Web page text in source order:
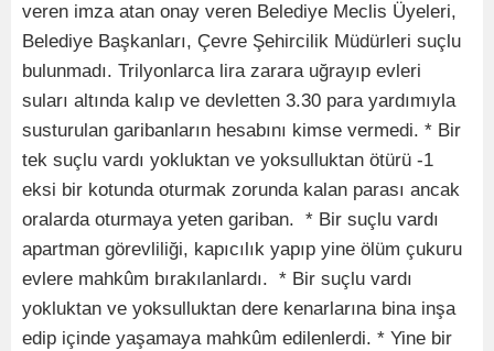
veren imza atan onay veren Belediye Meclis Üyeleri,
Belediye Başkanları, Çevre Şehircilik Müdürleri suçlu
bulunmadı. Trilyonlarca lira zarara uğrayıp evleri
suları altında kalıp ve devletten 3.30 para yardımıyla
susturulan garibanların hesabını kimse vermedi. * Bir
tek suçlu vardı yokluktan ve yoksulluktan ötürü -1
eksi bir kotunda oturmak zorunda kalan parası ancak
oralarda oturmaya yeten gariban. * Bir suçlu vardı
apartman görevliliği, kapıcılık yapıp yine ölüm çukuru
evlere mahkûm bırakılanlardı. * Bir suçlu vardı
yokluktan ve yoksulluktan dere kenarlarına bina inşa
edip içinde yaşamaya mahkûm edilenlerdi. * Yine bir